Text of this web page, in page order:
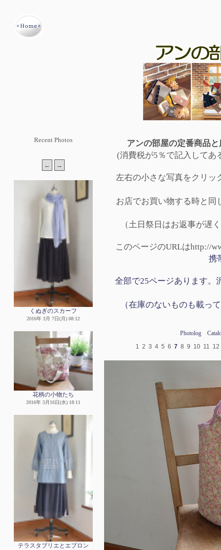
Recent Photos
くぬぎのスカーフ
2016年 3月 7日(月) 08:12
花柄の小物たち
2016年 3月16日(水) 18:11
テラスタブリエとエプロン
アンの部屋の定番商品
(消費税が5％で記入してあ
左右の小さな写真をクリッ
お店でお買い物する時と同
（土日祭日はお返事が遅
このページのURLはhttp://
携
全部で25ページあります。
（在庫のないものも載っ
Photolog
1 2 3 4 5 6 7 8 9 10 11 12